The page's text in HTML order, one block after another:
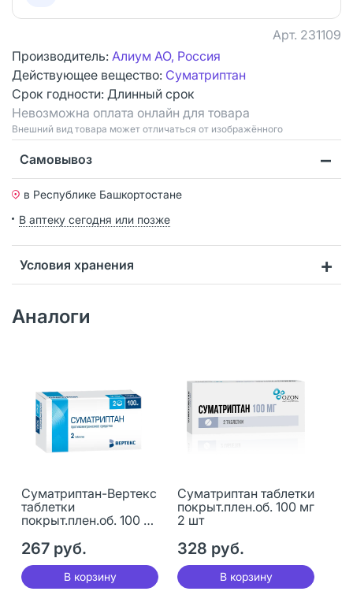
Арт. 231109
Производитель: Алиум АО, Россия
Действующее вещество: Суматриптан
Срок годности: Длинный срок
Невозможна оплата онлайн для товара
Bнешний вид товара может отличаться от изображённого
Самовывоз
в Республике Башкортостане
В аптеку сегодня или позже
Условия хранения
Аналоги
Суматриптан-Вертекс
таблетки
покрыт.плен.об. 100 мг
267 руб.
В корзину
Суматриптан таблетки
покрыт.плен.об. 100 мг
2 шт
328 руб.
В корзину